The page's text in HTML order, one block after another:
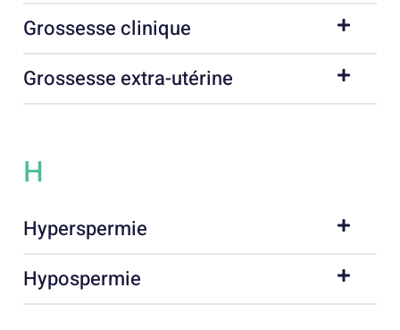
Grossesse clinique
Grossesse extra-utérine
H
Hyperspermie
Hypospermie